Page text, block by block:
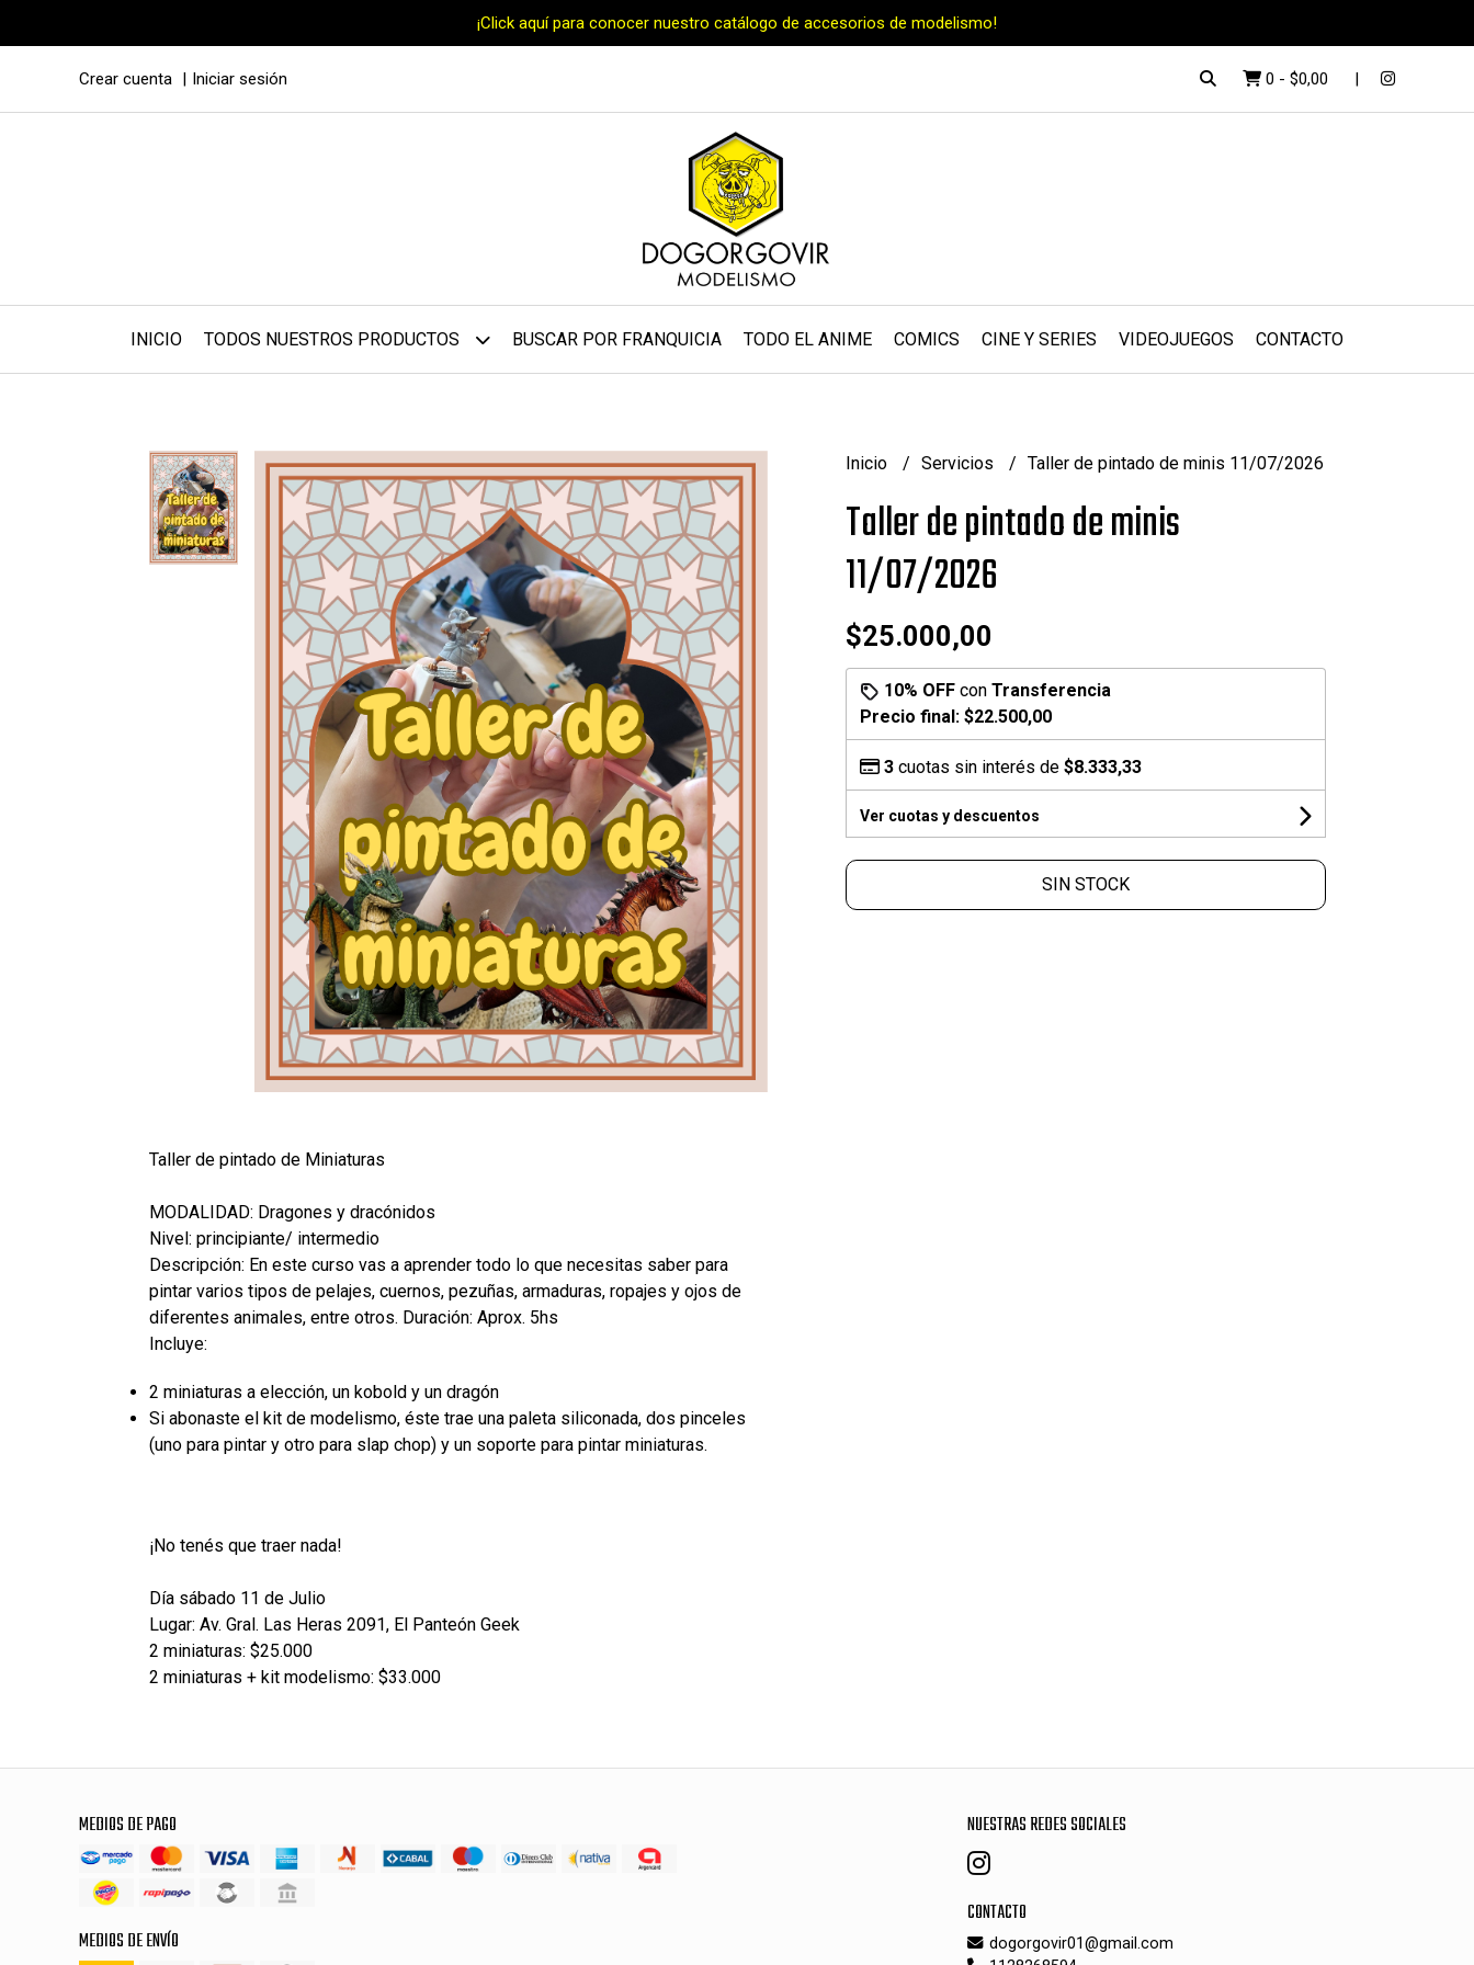
¡Click aquí para conocer nuestro catálogo de accesorios de modelismo!
Crear cuenta Iniciar sesión 0 - $0,00
INICIO TODOS NUESTROS PRODUCTOS BUSCAR POR FRANQUICIA TODO EL ANIME COMICS CINE Y SERIES VIDEOJUEGOS CONTACTO
Taller de pintado de Miniaturas
MODALIDAD: Dragones y dracónidos
Nivel: principiante/ intermedio
Descripción: En este curso vas a aprender todo lo que necesitas saber para
pintar varios tipos de pelajes, cuernos, pezuñas, armaduras, ropajes y ojos de
diferentes animales, entre otros. Duración: Aprox. 5hs
Incluye:
2 miniaturas a elección, un kobold y un dragón
Si abonaste el kit de modelismo, éste trae una paleta siliconada, dos pinceles
(uno para pintar y otro para slap chop) y un soporte para pintar miniaturas.
¡No tenés que traer nada!
Día sábado 11 de Julio
Lugar: Av. Gral. Las Heras 2091, El Panteón Geek
2 miniaturas: $25.000
2 miniaturas + kit modelismo: $33.000
Inicio Servicios Taller de pintado de minis 11/07/2026
Taller de pintado de minis
11/07/2026
$25.000,00
10% OFFcon Transferencia
Precio final: $22.500,00
3cuotas sin interés de $8.333,33
Ver cuotas y descuentos
SIN STOCK
MEDIOS DE PAGO
MEDIOS DE ENVÍO
NUESTRAS REDES SOCIALES
CONTACTO
dogorgovir01@gmail.com